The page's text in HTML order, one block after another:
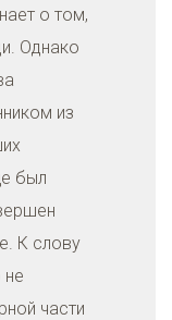
о том,
Однако
из
был
К слову
не
части